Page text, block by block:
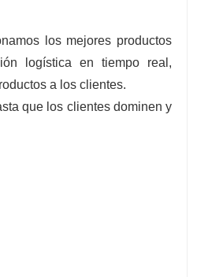
los mejores productos
logística en tiempo real,
a los clientes.
que los clientes dominen y